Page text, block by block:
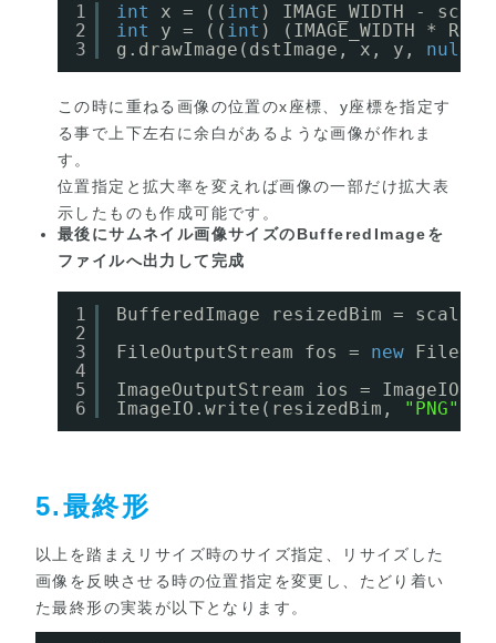
1
2
3
int x = (( int ) IMAGE_WIDTH -
int
y = (( int ) (IMAGE_WIDTH *
g.drawImage(dstImage, x, y, null
この時に重ねる画像の位置のx座標、y座標を指定す
る事で上下左右に余白があるような画像が作れま
す。
位置指定と拡大率を変えれば画像の一部だけ拡大表
示したものも作成可能です。
最後にサムネイル画像サイズのBufferedImageを
ファイルへ出力して完成
1
2
3
4
5
6
BufferedImage resizedBim =
FileOutputStream fos = new
ImageOutputStream ios =
ImageIO.write(resizedBim,
"PNG"
5.最終形
以上を踏まえリサイズ時のサイズ指定、リサイズした
画像を反映させる時の位置指定を変更し、たどり着い
た最終形の実装が以下となります。